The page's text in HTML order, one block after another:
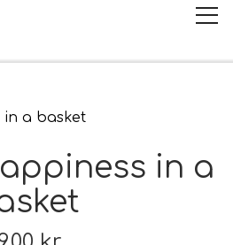
Kaffe
Butikken
in a basket
in a